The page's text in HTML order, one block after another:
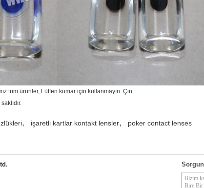
tüm ürünler, Lütfen kumar için kullanmayın. Çin
, işaretli kartlar kontakt lensler, poker contact lenses